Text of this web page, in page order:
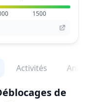
1500
Activités
de